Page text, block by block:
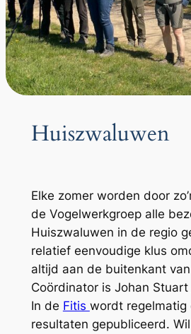
Huiszwaluwen
Elke zomer worden door
de Vogelwerkgroep alle
Huiszwaluwen in de regio
relatief eenvoudige klus
altijd aan de buitenkant
Coördinator is Johan Stuart
In de Fitis wordt regelmatig
resultaten gepubliceerd.